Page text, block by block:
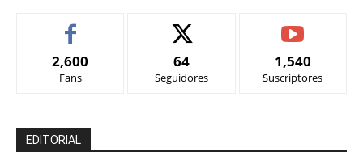
2,600
Fans
64
Seguidores
1,540
Suscriptores
EDITORIAL